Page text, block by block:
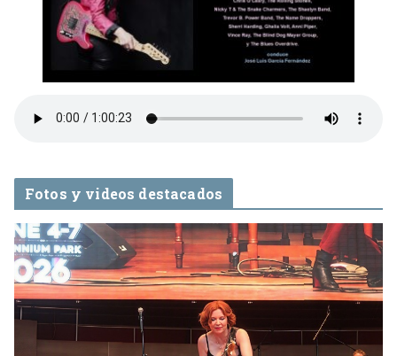
Fotos y videos destacados